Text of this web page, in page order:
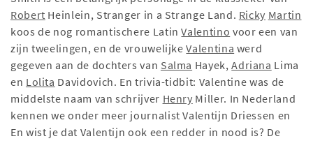
Robert Heinlein, Stranger in a Strange Land. Ricky Martin
koos de nog romantischere LatinValentino voor een van
zijn tweelingen, en de vrouwelijkeValentina werd
gegeven aan de dochters van Salma Hayek,Adriana Lima
en Lolita Davidovich. En trivia-tidbit: Valentine was de
middelste naam van schrijver Henry Miller. In Nederland
kennen we onder meer journalist Valentijn Driessen en
En wist je dat Valentijn ook een redder in nood is? De